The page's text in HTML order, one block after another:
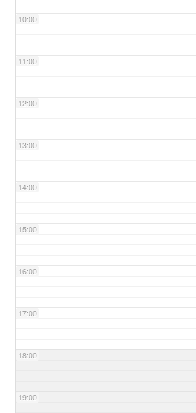
10:00
11:00
12:00
13:00
14:00
15:00
16:00
17:00
18:00
19:00